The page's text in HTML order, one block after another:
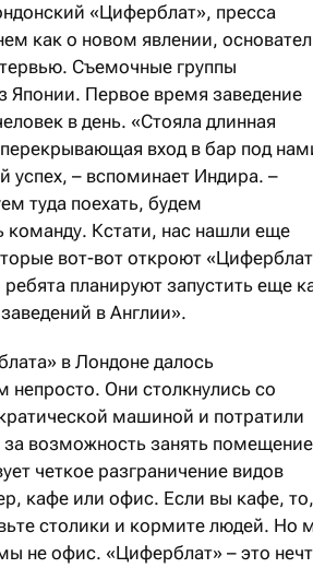
«Циферблат», пресса
как о новом явлении,
Съемочные группы
Японии. Первое время заведение
в день. «Стояла длинная
вход в бар под
успех, – вспоминает Индира. –
туда поехать, будем
Кстати, нас нашли еще
вот-вот откроют
планируют запустить еще
в Англии».
в Лондоне далось
непросто. Они столкнулись со
машиной и потратили
за возможность занять
четкое разграничение видов
кафе или офис. Если вы кафе, то,
столики и кормите людей. Но
не офис. «Циферблат» – это